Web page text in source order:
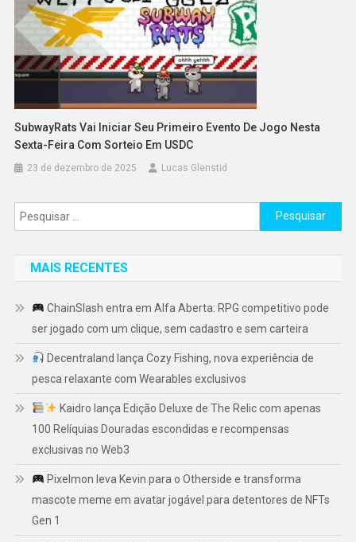
SubwayRats Vai Iniciar Seu Primeiro Evento De Jogo Nesta
Sexta-Feira Com Sorteio Em USDC
23 de dezembro de 2025 Lucas Glenstid
Pesquisar
por:
MAIS RECENTES
ChainSlash entra em Alfa Aberta: RPG competitivo pode
ser jogado com um clique, sem cadastro e sem carteira
Decentraland lança Cozy Fishing, nova experiência de
pesca relaxante com Wearables exclusivos
Kaidro lança Edição Deluxe de The Relic com apenas
100 Relíquias Douradas escondidas e recompensas
exclusivas no Web3
Pixelmon leva Kevin para o Otherside e transforma
mascote meme em avatar jogável para detentores de NFTs
Gen 1